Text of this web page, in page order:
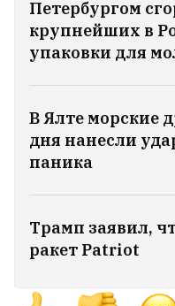
Петербургом
крупнейших в
упаковки для
В Ялте морские
дня нанесли
паника
Трамп заявил,
ракет Patriot
В Украине
политический